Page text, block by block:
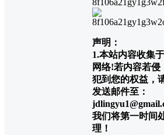
声明：
1.本站内容收集于
网络!若内容若侵
犯到您的权益，
发送邮件至：
我们将第一时间
理！